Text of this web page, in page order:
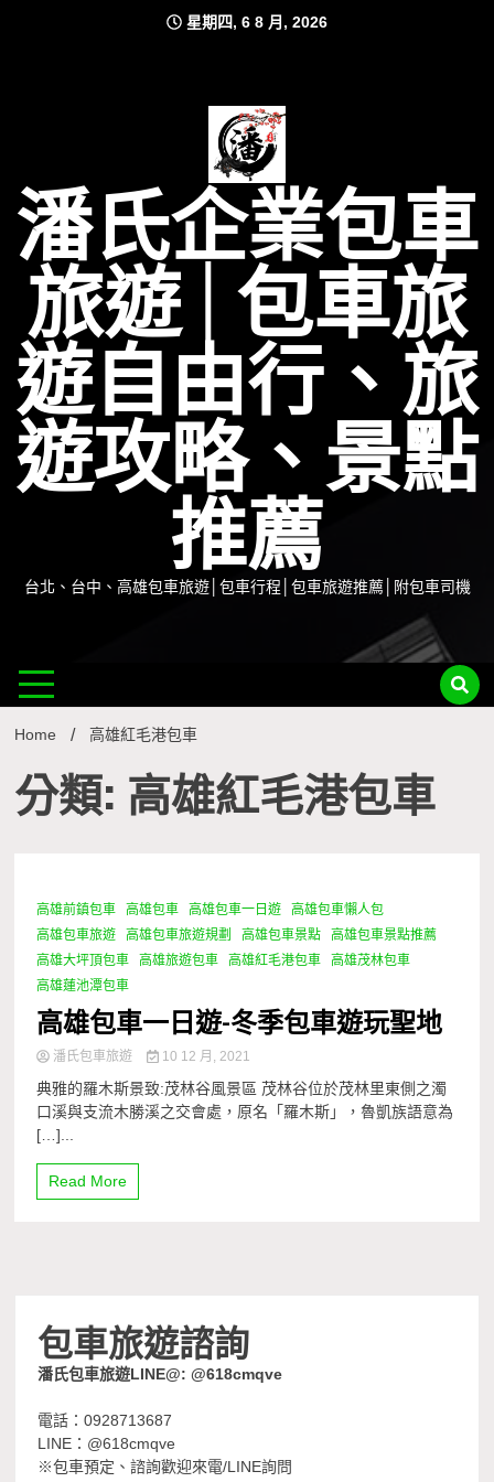
星期四, 6 8 月, 2026
潘氏企業包車
旅遊│包車旅
遊自由行、旅
遊攻略、景點
推薦
台北、台中、高雄包車旅遊│包車行程│包車旅遊推薦│附包車司機
Home 高雄紅毛港包車
分類: 高雄紅毛港包車
1 Minute
高雄前鎮包車 高雄包車 高雄包車一日遊
高雄包車懶人包
高雄包車旅遊
高雄包車旅遊規劃 高雄包車景點
高雄包車景點推薦
高雄大坪頂包車
高雄旅遊包車 高雄紅毛港包車
高雄茂林包車
高雄蓮池潭包車
高雄包車一日遊-冬季包車遊玩聖地
潘氏包車旅遊 10 12 月, 2021
典雅的羅木斯景致:茂林谷風景區 茂林谷位於茂林里東側之濁
口溪與支流木勝溪之交會處，原名「羅木斯」，魯凱族語意為
[…]...
Read More
包車旅遊諮詢
潘氏包車旅遊LINE@: @618cmqve
電話：0928713687
LINE：@618cmqve
※包車預定、諮詢歡迎來電/LINE詢問